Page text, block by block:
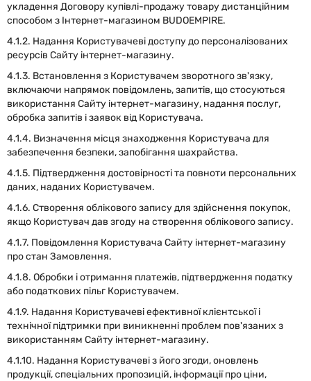
укладення Договору купівлі-продажу товару дистанційним
способом з Інтернет-магазином BUDOEMPIRE.
4.1.2. Надання Користувачеві доступу до персоналізованих
ресурсів Сайту інтернет-магазину.
4.1.3. Встановлення з Користувачем зворотного зв'язку,
включаючи напрямок повідомлень, запитів, що стосуються
використання Сайту інтернет-магазину, надання послуг,
обробка запитів і заявок від Користувача.
4.1.4. Визначення місця знаходження Користувача для
забезпечення безпеки, запобігання шахрайства.
4.1.5. Підтвердження достовірності та повноти персональних
даних, наданих Користувачем.
4.1.6. Створення облікового запису для здійснення покупок,
якщо Користувач дав згоду на створення облікового запису.
4.1.7. Повідомлення Користувача Сайту інтернет-магазину
про стан Замовлення.
4.1.8. Обробки і отримання платежів, підтвердження податку
або податкових пільг Користувачем.
4.1.9. Надання Користувачеві ефективної клієнтської і
технічної підтримки при виникненні проблем пов'язаних з
використанням Сайту інтернет-магазину.
4.1.10. Надання Користувачеві з його згоди, оновлень
продукції, спеціальних пропозицій, інформації про ціни,